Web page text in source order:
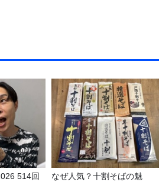
514回
なぜ人気？十割そばの魅